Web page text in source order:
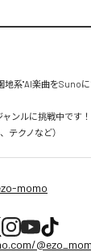
地系"AI楽曲をSuno
ンルに挑戦中です！
テクノなど）
momo